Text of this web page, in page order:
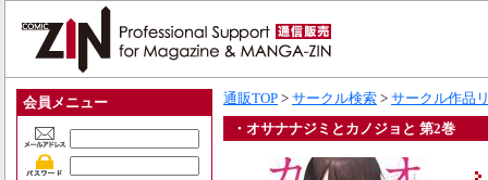
会員メニュー 通販TOP > サークル検索 > サークル作品
・オサナナジミとカノジョと 第2巻